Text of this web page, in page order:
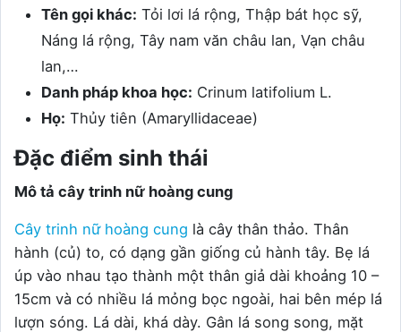
Tên gọi khác: Tỏi lơi lá rộng, Thập bát học sỹ,
Náng lá rộng, Tây nam văn châu lan, Vạn châu
lan,…
Danh pháp khoa học: Crinum latifolium L.
Họ: Thủy tiên (Amaryllidaceae)
Đặc điểm sinh thái
Mô tả cây trinh nữ hoàng cung
Cây trinh nữ hoàng cung là cây thân thảo. Thân
hành (củ) to, có dạng gần giống củ hành tây. Bẹ lá
úp vào nhau tạo thành một thân giả dài khoảng 10 –
15cm và có nhiều lá mỏng bọc ngoài, hai bên mép lá
lượn sóng. Lá dài, khá dày. Gân lá song song, mặt